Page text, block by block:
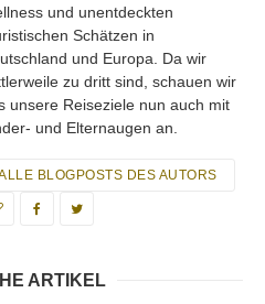
und unentdeckten
Schätzen in
und Europa. Da wir
zu dritt sind, schauen wir
unsere Reiseziele nun auch mit
und Elternaugen an.
BLOGPOSTS DES AUTORS
ARTIKEL